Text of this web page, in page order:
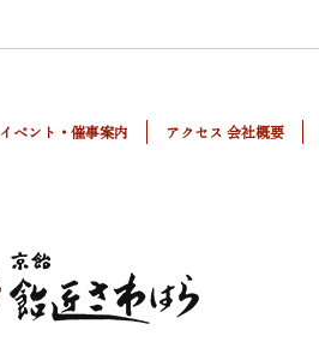
イベント・催事案内 アクセス 会社概要